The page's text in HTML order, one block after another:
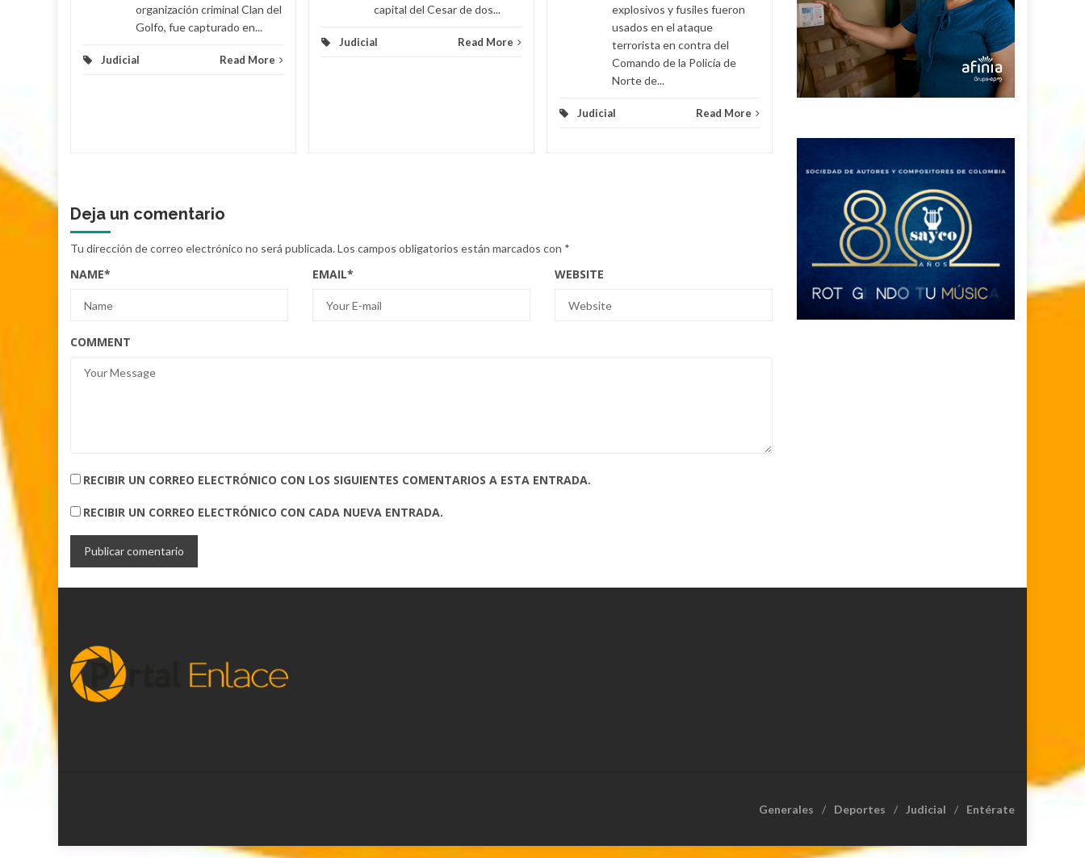
organización criminal Clan del
Golfo, fue capturado en...
Judicial Read More
capital del Cesar de dos...
Judicial Read More
explosivos y fusiles fueron
usados en el ataque
terrorista en contra del
Comando de la Policía de
Norte de...
Judicial Read More
Deja un comentario
Tu dirección de correo electrónico no será publicada.Los campos obligatorios están marcados con *
NAME* EMAIL* WEBSITE
COMMENT
RECIBIR UN CORREO ELECTRÓNICO CON LOS SIGUIENTES COMENTARIOS A ESTA ENTRADA.
RECIBIR UN CORREO ELECTRÓNICO CON CADA NUEVA ENTRADA.
Generales Deportes Judicial Entérate